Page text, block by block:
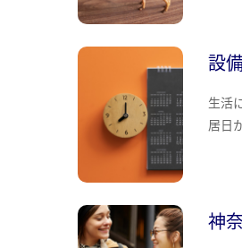
設
生活
居日
神